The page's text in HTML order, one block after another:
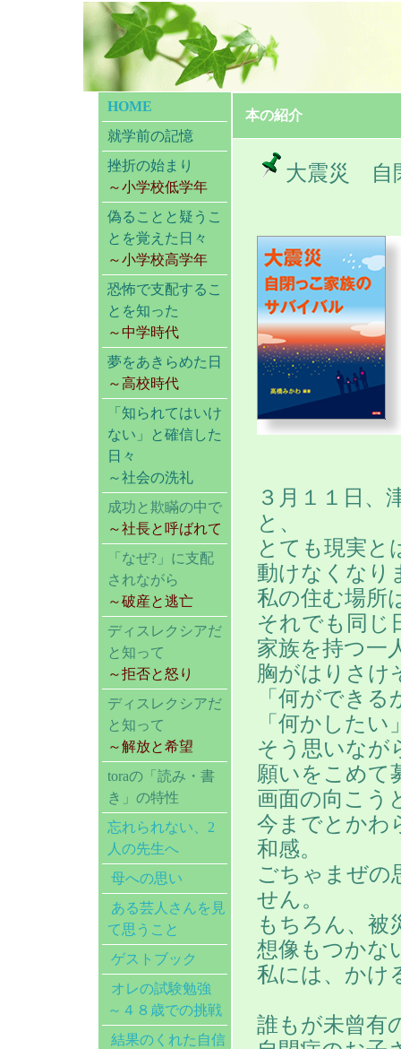
HOME
就学前の記憶
挫折の始まり
～小学校低学年
偽ることと疑うこ
とを覚えた日々
～小学校高学年
恐怖で支配するこ
とを知った
～中学時代
夢をあきらめた日
～高校時代
「知られてはいけ
ない」と確信した
日々
～社会の洗礼
成功と欺瞞の中で
～社長と呼ばれて
「なぜ?」に支配
されながら
～破産と逃亡
ディスレクシアだ
と知って
～拒否と怒り
ディスレクシアだ
と知って
～解放と希望
toraの「読み・書
き」の特性
忘れられない、2
人の先生へ
母への思い
ある芸人さんを見
て思うこと
ゲストブック
オレの試験勉強
～４８歳での挑戦
結果のくれた自信
本の紹介
大震災 自
３月１１日、
と、
とても現実と
動けなくなり
私の住む場所
それでも同じ
家族を持つ一
胸がはりさけ
「何ができる
「何かしたい
そう思いなが
願いをこめて
画面の向こう
今までとかわ
和感。
ごちゃまぜの
せん。
もちろん、被
想像もつかな
私には、かけ
誰もが未曾有